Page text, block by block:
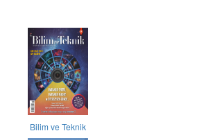
Bilim ve Teknik